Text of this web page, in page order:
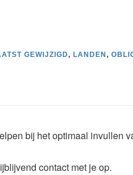
GEWIJZIGD, LANDEN ,
bij het optimaal invullen
contact met je op.